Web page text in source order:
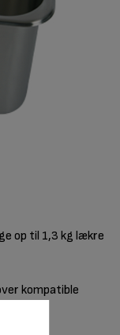
op til 1,3 kg lækre
kompatible